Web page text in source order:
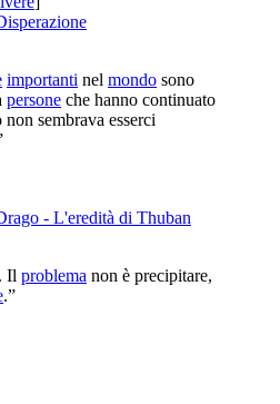
importanti nel mondo sono
persone che hanno continuato
non sembrava esserci
- L'eredità di Thuban
Il problema non è precipitare,
.”